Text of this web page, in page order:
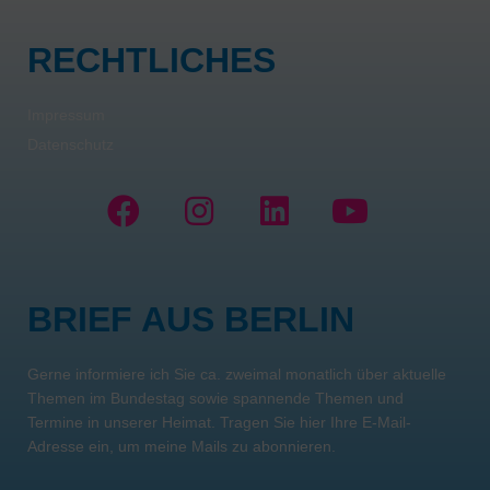
RECHTLICHES
F
a
b
o
k
I
n
a
r
a
m
L
i
e
d
i
n
Y
o
u
b
e
BRIEF AUS BERLIN
Gerne informiere ich Sie ca. zweimal monatlich über aktuelle
Themen im Bundestag sowie spannende Themen und
Termine in unserer Heimat. Tragen Sie hier Ihre E-Mail-
Adresse ein, um meine Mails zu abonnieren.